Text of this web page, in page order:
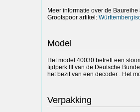
Meer informatie over de Baureihe
Grootspoor artikel:
Model
Het model 40030 betreft een
tijdperk III van de Deutsche
het bezit van een decoder . Het
Verpakking